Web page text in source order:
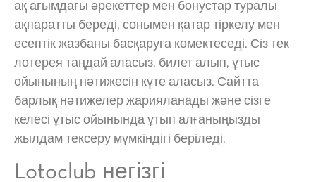
ақ ағымдағы әрекеттер мен бонустар туралы
ақпаратты береді, сонымен қатар тіркелу мен
есептік жазбаны басқаруға көмектеседі. Сіз тек
лотерея таңдай аласыз, билет алып, ұтыс
ойынының нәтижесін күте аласыз. Сайтта
барлық нәтижелер жарияланады және сізге
келесі ұтыс ойынында ұтып алғаныңызды
жылдам тексеру мүмкіндігі беріледі.
Lotoclub негізгі